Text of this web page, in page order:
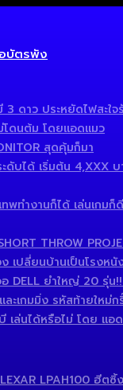
3 ดาว ประหยัดไฟสะใ
โดนต้ม โดยแอดแมว
สุดคุ้มก็มา
ะดับได้ เริ่มต้น 4,XXX
พทำงานก็ได้ เล่นเกม
THROW
เปลี่ยนบ้านเป็นโรงหนั
DELL ยำใหญ่ 20 รุ่น!!
ละเกมมิ่ง รหัสท้ายใหม่
เล่นได้หรือไม่ โดย แอ
LPAH100 ฮีต